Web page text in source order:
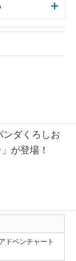
ダくろしお
が登場！
ドベンチャート